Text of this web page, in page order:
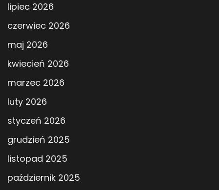
lipiec 2026
czerwiec 2026
maj 2026
kwiecień 2026
marzec 2026
luty 2026
styczeń 2026
grudzień 2025
listopad 2025
październik 2025